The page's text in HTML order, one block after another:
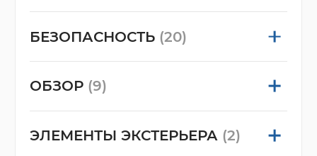
БЕЗОПАСНОСТЬ (20)
ОБЗОР (9)
ЭЛЕМЕНТЫ ЭКСТЕРЬЕРА (2)